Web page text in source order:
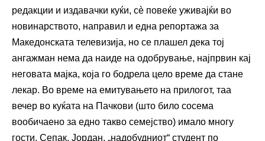
редакции и издавачки куќи, сè повеќе уживајќи во
новинарството, направил и една репортажа за
Македонската телевизија, но се плашел дека тој
ангажман нема да наиде на одобрување, најпрвин кај
неговата мајка, која го бодрела цело време да стане
лекар. Во време на емитувањето на прилогот, таа
вечер во куќата на Пачкови (што било сосема
вообичаено за едно такво семејство) имало многу
гости. Сепак, Јордан, „надобудниот“ студент по